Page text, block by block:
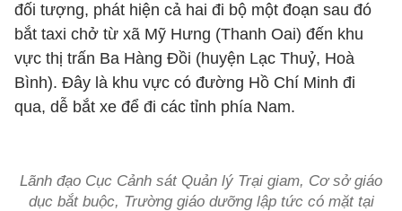
đối tượng, phát hiện cả hai đi bộ một đoạn sau đó
bắt taxi chở từ xã Mỹ Hưng (Thanh Oai) đến khu
vực thị trấn Ba Hàng Đồi (huyện Lạc Thuỷ, Hoà
Bình). Đây là khu vực có đường Hồ Chí Minh đi
qua, dễ bắt xe để đi các tỉnh phía Nam.
Lãnh đạo Cục Cảnh sát Quản lý Trại giam, Cơ sở giáo
dục bắt buộc, Trường giáo dưỡng lập tức có mặt tại